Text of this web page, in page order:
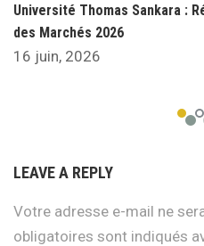
Université Thomas Sankara :
des Marchés 2026
16 juin, 2026
LEAVE A REPLY
Votre adresse e-mail ne
obligatoires sont indiqués